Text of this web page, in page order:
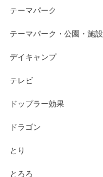
テーマパーク
テーマパーク・公園・施設
デイキャンプ
テレビ
ドップラー効果
ドラゴン
とり
とろろ